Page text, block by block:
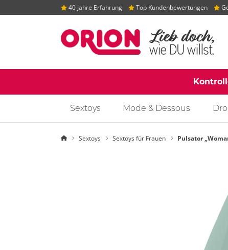
40 Jahre Erfahrung Top Kundenbewertungen
Sextoys Mode & Dessous
Startseite
Sextoys Sextoys für Frauen Pulsator